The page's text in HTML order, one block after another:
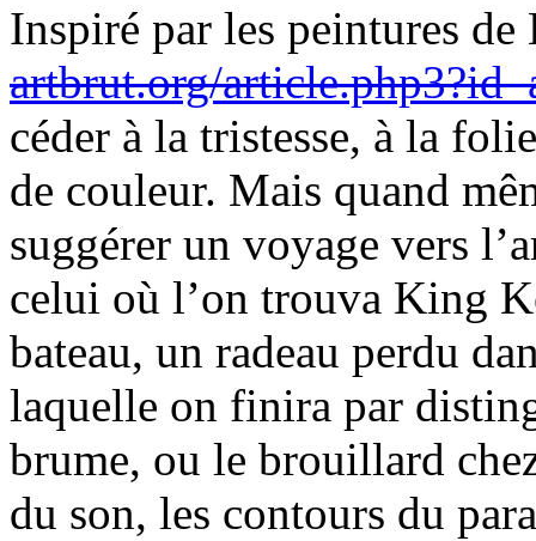
Inspiré par les peintures
artbrut.org/
céder à la tristesse, à la
de couleur. Mais quand
suggérer un voyage vers
celui où l’on trouva King
bateau, un radeau perdu
laquelle on finira par
brume, ou le brouillard
du son, les contours du